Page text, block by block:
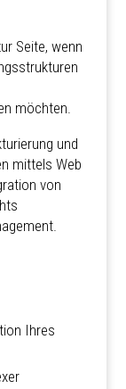
Seite, wenn
möchten.
und
mittels Web
von
Ihres